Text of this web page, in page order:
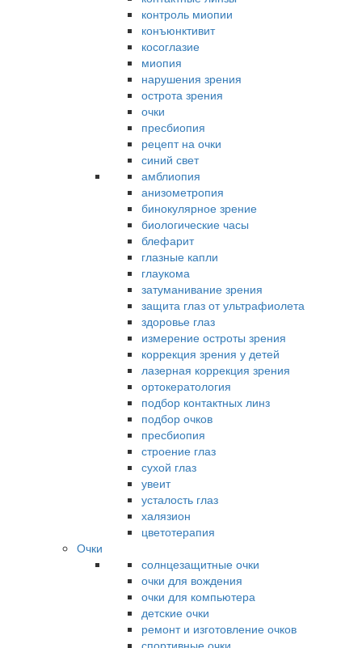
контроль миопии
конъюнктивит
косоглазие
миопия
нарушения зрения
острота зрения
очки
пресбиопия
рецепт на очки
синий свет
амблиопия
анизометропия
бинокулярное зрение
биологические часы
блефарит
глазные капли
глаукома
затуманивание зрения
защита глаз от ультрафиолета
здоровье глаз
измерение остроты зрения
коррекция зрения у детей
лазерная коррекция зрения
ортокератология
подбор контактных линз
подбор очков
пресбиопия
строение глаз
сухой глаз
увеит
усталость глаз
халязион
цветотерапия
Очки
солнцезащитные очки
очки для вождения
очки для компьютера
детские очки
ремонт и изготовление очков